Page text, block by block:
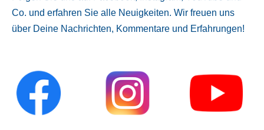
Co. und erfahren Sie alle Neuigkeiten. Wir freuen uns
über Deine Nachrichten, Kommentare und Erfahrungen!